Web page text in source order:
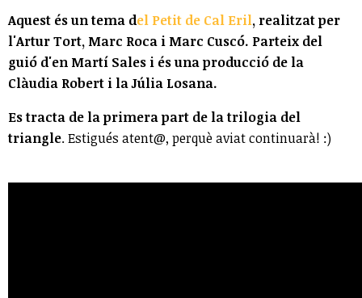
Aquest és un tema del Petit de Cal Eril, realitzat per
l'Artur Tort, Marc Roca i Marc Cuscó. Parteix del
guió d'en Martí Sales i és una producció de la
Clàudia Robert i la Júlia Losana.
Es tracta de la primera part de la trilogia del
triangle. Estigués atent@, perquè aviat continuarà! :)